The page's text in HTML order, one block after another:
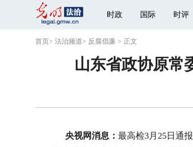
时政 国际 时评
首页 > 法治频道> 反腐倡廉 > 正文
山东省政协原常
央视网消息：最高检3月25日通